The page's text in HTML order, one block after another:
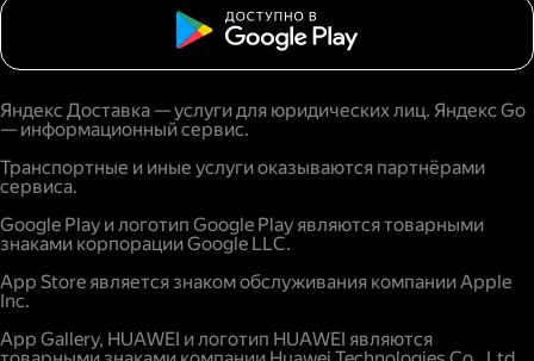
Яндекс Доставка — услуги для юридических лиц. Яндекс Go
— информационный сервис.
Транспортные и иные услуги оказываются партнёрами
сервиса.
Google Play и логотип Google Play являются товарными
знаками корпорации Google LLC.
App Store является знаком обслуживания компании Apple
Inc.
App Gallery, HUAWEI и логотип HUAWEI являются